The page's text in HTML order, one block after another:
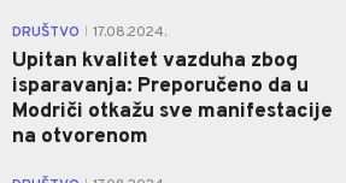
DRUŠTVO 17.08.2024.
Upitan kvalitet vazduha zbog
isparavanja: Preporučeno da u
Modriči otkažu sve manifestacije
na otvorenom